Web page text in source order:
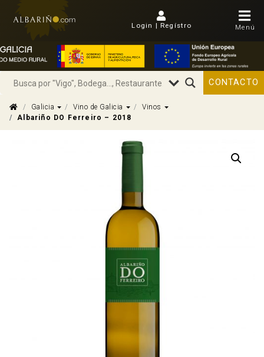
Login | Regístro Menú
CONTACTO
Galicia Dropdown
Vino de Galicia Dropdown
Vinos
Dropdown
Albariño DO Ferreiro – 2018